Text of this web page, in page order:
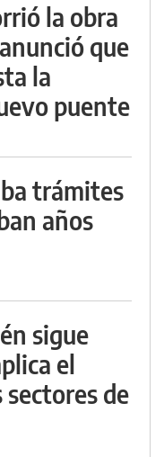
la obra
que
la
puente
trámites
años
sigue
el
de